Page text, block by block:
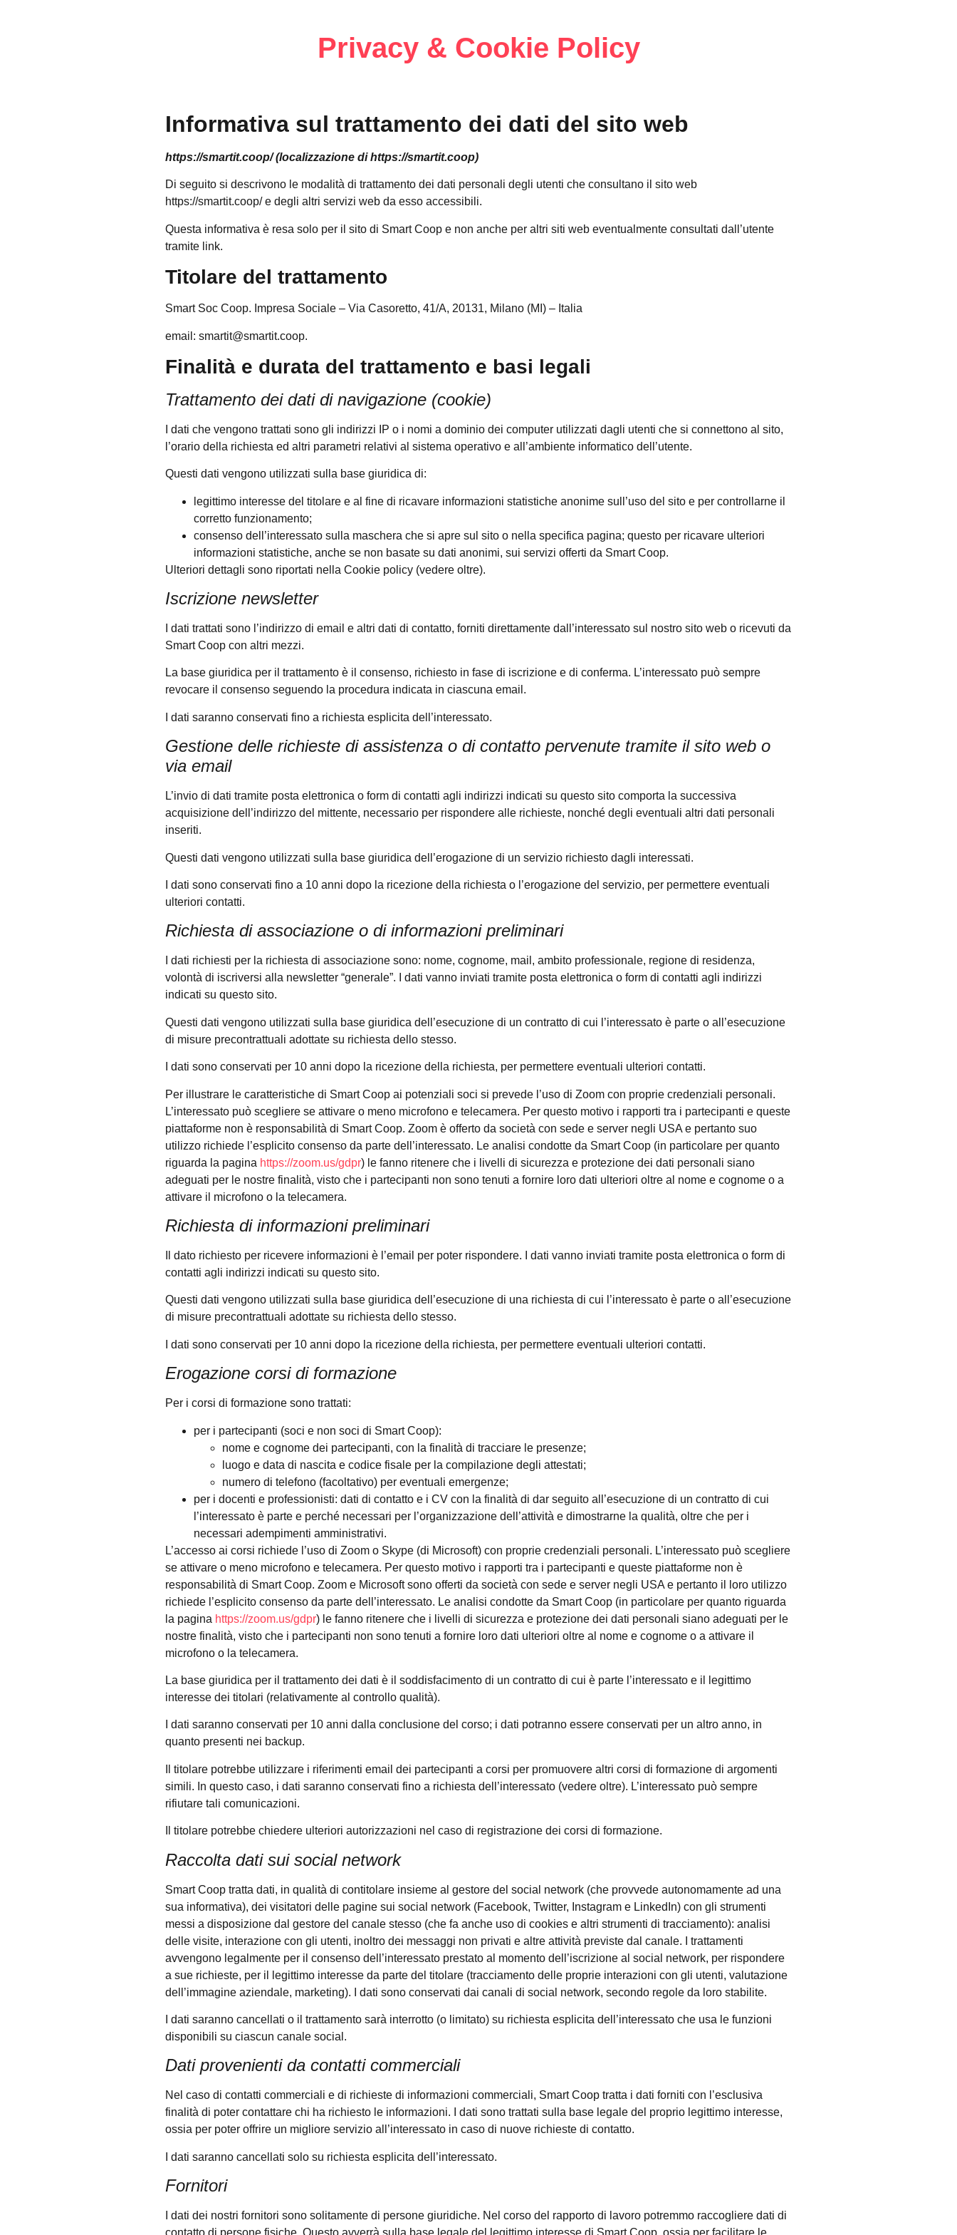
Privacy & Cookie Policy
Informativa sul trattamento dei dati del sito web
https://smartit.coop/ (localizzazione di https://smartit.coop)
Di seguito si descrivono le modalità di trattamento dei dati personali degli utenti che consultano il sito web
https://smartit.coop/ e degli altri servizi web da esso accessibili.
Questa informativa è resa solo per il sito di Smart Coop e non anche per altri siti web eventualmente consultati dall’utente
tramite link.
Titolare del trattamento
Smart Soc Coop. Impresa Sociale – Via Casoretto, 41/A, 20131, Milano (MI) – Italia
email: smartit@smartit.coop.
Finalità e durata del trattamento e basi legali
Trattamento dei dati di navigazione (cookie)
I dati che vengono trattati sono gli indirizzi IP o i nomi a dominio dei computer utilizzati dagli utenti che si connettono al sito,
l’orario della richiesta ed altri parametri relativi al sistema operativo e all’ambiente informatico dell’utente.
Questi dati vengono utilizzati sulla base giuridica di:
legittimo interesse del titolare e al fine di ricavare informazioni statistiche anonime sull’uso del sito e per controllarne il
corretto funzionamento;
consenso dell’interessato sulla maschera che si apre sul sito o nella specifica pagina; questo per ricavare ulteriori
informazioni statistiche, anche se non basate su dati anonimi, sui servizi offerti da Smart Coop.
Ulteriori dettagli sono riportati nella Cookie policy (vedere oltre).
Iscrizione newsletter
I dati trattati sono l’indirizzo di email e altri dati di contatto, forniti direttamente dall’interessato sul nostro sito web o ricevuti da
Smart Coop con altri mezzi.
La base giuridica per il trattamento è il consenso, richiesto in fase di iscrizione e di conferma. L’interessato può sempre
revocare il consenso seguendo la procedura indicata in ciascuna email.
I dati saranno conservati fino a richiesta esplicita dell’interessato.
Gestione delle richieste di assistenza o di contatto pervenute tramite il sito web o
via email
L’invio di dati tramite posta elettronica o form di contatti agli indirizzi indicati su questo sito comporta la successiva
acquisizione dell’indirizzo del mittente, necessario per rispondere alle richieste, nonché degli eventuali altri dati personali
inseriti.
Questi dati vengono utilizzati sulla base giuridica dell’erogazione di un servizio richiesto dagli interessati.
I dati sono conservati fino a 10 anni dopo la ricezione della richiesta o l’erogazione del servizio, per permettere eventuali
ulteriori contatti.
Richiesta di associazione o di informazioni preliminari
I dati richiesti per la richiesta di associazione sono: nome, cognome, mail, ambito professionale, regione di residenza,
volontà di iscriversi alla newsletter “generale”. I dati vanno inviati tramite posta elettronica o form di contatti agli indirizzi
indicati su questo sito.
Questi dati vengono utilizzati sulla base giuridica dell’esecuzione di un contratto di cui l’interessato è parte o all’esecuzione
di misure precontrattuali adottate su richiesta dello stesso.
I dati sono conservati per 10 anni dopo la ricezione della richiesta, per permettere eventuali ulteriori contatti.
Per illustrare le caratteristiche di Smart Coop ai potenziali soci si prevede l’uso di Zoom con proprie credenziali personali.
L’interessato può scegliere se attivare o meno microfono e telecamera. Per questo motivo i rapporti tra i partecipanti e queste
piattaforme non è responsabilità di Smart Coop. Zoom è offerto da società con sede e server negli USA e pertanto suo
utilizzo richiede l’esplicito consenso da parte dell’interessato. Le analisi condotte da Smart Coop (in particolare per quanto
riguarda la pagina https://zoom.us/gdpr) le fanno ritenere che i livelli di sicurezza e protezione dei dati personali siano
adeguati per le nostre finalità, visto che i partecipanti non sono tenuti a fornire loro dati ulteriori oltre al nome e cognome o a
attivare il microfono o la telecamera.
Richiesta di informazioni preliminari
Il dato richiesto per ricevere informazioni è l’email per poter rispondere. I dati vanno inviati tramite posta elettronica o form di
contatti agli indirizzi indicati su questo sito.
Questi dati vengono utilizzati sulla base giuridica dell’esecuzione di una richiesta di cui l’interessato è parte o all’esecuzione
di misure precontrattuali adottate su richiesta dello stesso.
I dati sono conservati per 10 anni dopo la ricezione della richiesta, per permettere eventuali ulteriori contatti.
Erogazione corsi di formazione
Per i corsi di formazione sono trattati:
per i partecipanti (soci e non soci di Smart Coop):
nome e cognome dei partecipanti, con la finalità di tracciare le presenze;
luogo e data di nascita e codice fisale per la compilazione degli attestati;
numero di telefono (facoltativo) per eventuali emergenze;
per i docenti e professionisti: dati di contatto e i CV con la finalità di dar seguito all’esecuzione di un contratto di cui
l’interessato è parte e perché necessari per l’organizzazione dell’attività e dimostrarne la qualità, oltre che per i
necessari adempimenti amministrativi.
L’accesso ai corsi richiede l’uso di Zoom o Skype (di Microsoft) con proprie credenziali personali. L’interessato può scegliere
se attivare o meno microfono e telecamera. Per questo motivo i rapporti tra i partecipanti e queste piattaforme non è
responsabilità di Smart Coop. Zoom e Microsoft sono offerti da società con sede e server negli USA e pertanto il loro utilizzo
richiede l’esplicito consenso da parte dell’interessato. Le analisi condotte da Smart Coop (in particolare per quanto riguarda
la pagina https://zoom.us/gdpr) le fanno ritenere che i livelli di sicurezza e protezione dei dati personali siano adeguati per le
nostre finalità, visto che i partecipanti non sono tenuti a fornire loro dati ulteriori oltre al nome e cognome o a attivare il
microfono o la telecamera.
La base giuridica per il trattamento dei dati è il soddisfacimento di un contratto di cui è parte l’interessato e il legittimo
interesse dei titolari (relativamente al controllo qualità).
I dati saranno conservati per 10 anni dalla conclusione del corso; i dati potranno essere conservati per un altro anno, in
quanto presenti nei backup.
Il titolare potrebbe utilizzare i riferimenti email dei partecipanti a corsi per promuovere altri corsi di formazione di argomenti
simili. In questo caso, i dati saranno conservati fino a richiesta dell’interessato (vedere oltre). L’interessato può sempre
rifiutare tali comunicazioni.
Il titolare potrebbe chiedere ulteriori autorizzazioni nel caso di registrazione dei corsi di formazione.
Raccolta dati sui social network
Smart Coop tratta dati, in qualità di contitolare insieme al gestore del social network (che provvede autonomamente ad una
sua informativa), dei visitatori delle pagine sui social network (Facebook, Twitter, Instagram e LinkedIn) con gli strumenti
messi a disposizione dal gestore del canale stesso (che fa anche uso di cookies e altri strumenti di tracciamento): analisi
delle visite, interazione con gli utenti, inoltro dei messaggi non privati e altre attività previste dal canale. I trattamenti
avvengono legalmente per il consenso dell’interessato prestato al momento dell’iscrizione al social network, per rispondere
a sue richieste, per il legittimo interesse da parte del titolare (tracciamento delle proprie interazioni con gli utenti, valutazione
dell’immagine aziendale, marketing). I dati sono conservati dai canali di social network, secondo regole da loro stabilite.
I dati saranno cancellati o il trattamento sarà interrotto (o limitato) su richiesta esplicita dell’interessato che usa le funzioni
disponibili su ciascun canale social.
Dati provenienti da contatti commerciali
Nel caso di contatti commerciali e di richieste di informazioni commerciali, Smart Coop tratta i dati forniti con l’esclusiva
finalità di poter contattare chi ha richiesto le informazioni. I dati sono trattati sulla base legale del proprio legittimo interesse,
ossia per poter offrire un migliore servizio all’interessato in caso di nuove richieste di contatto.
I dati saranno cancellati solo su richiesta esplicita dell’interessato.
Fornitori
I dati dei nostri fornitori sono solitamente di persone giuridiche. Nel corso del rapporto di lavoro potremmo raccogliere dati di
contatto di persone fisiche. Questo avverrà sulla base legale del legittimo interesse di Smart Coop, ossia per facilitare le